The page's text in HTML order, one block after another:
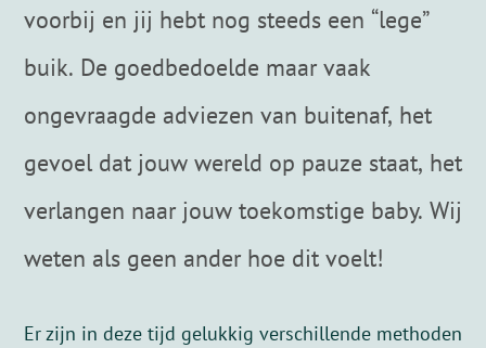
voorbij en jij hebt nog steeds een “lege”
buik. De goedbedoelde maar vaak
ongevraagde adviezen van buitenaf, het
gevoel dat jouw wereld op pauze staat, het
verlangen naar jouw toekomstige baby. Wij
weten als geen ander hoe dit voelt!
Er zijn in deze tijd gelukkig verschillende methoden